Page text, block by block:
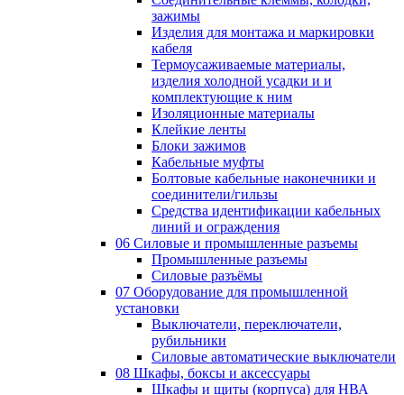
зажимы
Изделия для монтажа и маркировки
кабеля
Термоусаживаемые материалы,
изделия холодной усадки и и
комплектующие к ним
Изоляционные материалы
Клейкие ленты
Блоки зажимов
Кабельные муфты
Болтовые кабельные наконечники и
соединители/гильзы
Средства идентификации кабельных
линий и ограждения
06 Силовые и промышленные разъемы
Промышленные разъемы
Силовые разъёмы
07 Оборудование для промышленной
установки
Выключатели, переключатели,
рубильники
Силовые автоматические выключатели
08 Шкафы, боксы и аксессуары
Шкафы и щиты (корпуса) для НВА